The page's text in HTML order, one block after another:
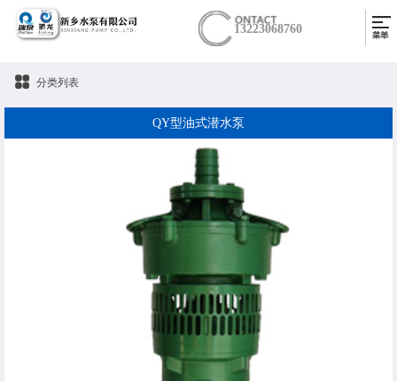
13223068760
分类列表
QY型油式潜水泵